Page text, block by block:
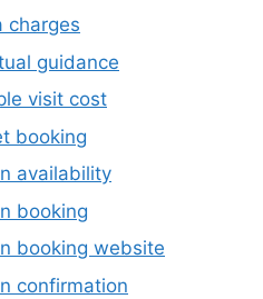
charges
guidance
visit cost
booking
availability
booking
booking website
confirmation